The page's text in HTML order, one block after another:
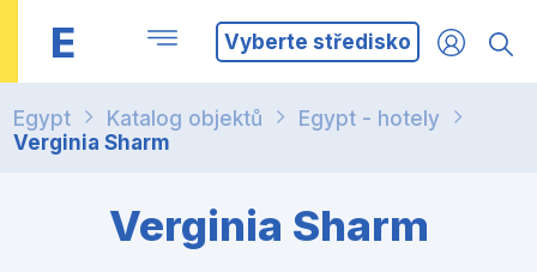
E Vyberte středisko
Egypt Katalog objektů
Egypt - hotely
Verginia Sharm
Verginia Sharm